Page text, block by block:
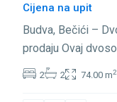
Cijena na upit
Budva, Bečići –
prodaju Ovaj
2 2 74.00 m2